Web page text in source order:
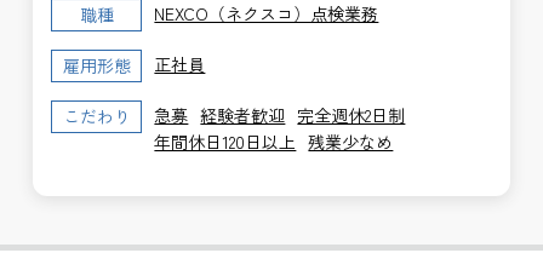
職種 NEXCO（ネクスコ）点検業務
雇用形態 正社員
こだわり 急募 経験者歓迎 完全週休2日制
年間休日120日以上 残業少なめ